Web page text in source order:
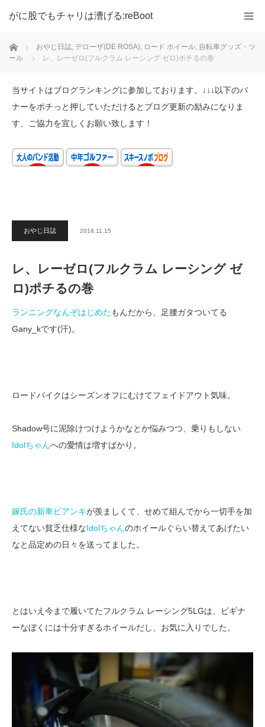
がに股でもチャリは漕げる:reBoot
ホーム おやじ日誌, デローザ(DE ROSA), ロード ホイール, 自転車グッズ・ツ
ール
レ、レーゼロ(フルクラム レーシング ゼロ)ポチるの巻
当サイトはブログランキングに参加しております。↓↓↓以下のバ
ナーをポチっと押していただけるとブログ更新の励みになりま
す、ご協力を宜しくお願い致します！
おやじ日誌 2018.11.15
レ、レーゼロ(フルクラム レーシング ゼ
ロ)ポチるの巻
ランニングなんぞはじめたもんだから、足腰ガタついてる
Gany_kです(汗)。
ロードバイクはシーズンオフにむけてフェイドアウト気味。
Shadow号に泥除けつけようかなとか悩みつつ、乗りもしない
Idolちゃんへの愛情は増すばかり。
嫁氏の新車ビアンキが羨ましくて、せめて組んでから一切手を加
えてない貧乏仕様なIdolちゃんのホイールぐらい替えてあげたい
なと品定めの日々を送ってました。
とはいえ今まで履いてたフルクラム レーシング5LGは、ビギナ
ーなぼくには十分すぎるホイールだし、お気に入りでした。